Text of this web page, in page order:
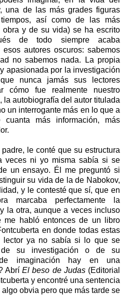
una de las más grades figuras
así como de las más
y de su vida) se ha escrito
de todo siempre acaba
autores oscuros: sabemos
no sabemos nada. La propia
apasionada por la investigación
nunca jamás sus lectores
cómo fue realmente nuestro
la autobiografía del autor titulada
un interrogante más en lo que a
más información, más
le conté que su estructura
veces ni yo misma sabía si se
un ensayo. Él me preguntó si
su vida de la de Nabokov,
y le contesté que sí, que en
marcaba perfectamente la
la otra, aunque a veces incluso
me habló entonces de un libro
en donde todas estas
lector ya no sabía si lo que se
de su investigación o de su
imaginación hay en una
Abrí El beso de Judas(Editorial
y encontré una sentencia
obvia pero que más tarde se